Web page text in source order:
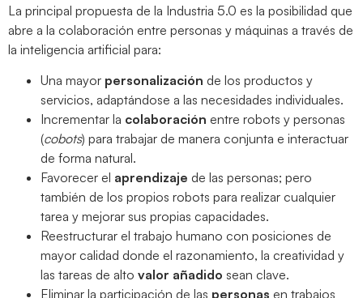
La principal propuesta de la Industria 5.0 es la posibilidad que
abre a la colaboración entre personas y máquinas a través de
la inteligencia artificial para:
Una mayor personalización de los productos y
servicios, adaptándose a las necesidades individuales.
Incrementar la colaboración entre robots y personas
(cobots) para trabajar de manera conjunta e interactuar
de forma natural.
Favorecer el aprendizaje de las personas; pero
también de los propios robots para realizar cualquier
tarea y mejorar sus propias capacidades.
Reestructurar el trabajo humano con posiciones de
mayor calidad donde el razonamiento, la creatividad y
las tareas de alto valor añadido sean clave.
Eliminar la participación de las personas en trabajos